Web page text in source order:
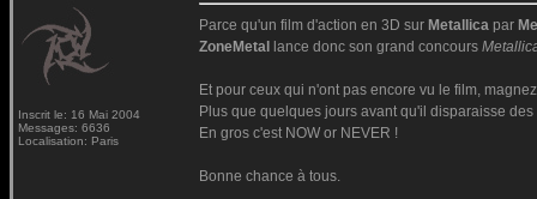
Inscrit le: 16 Mai 2004
Messages: 6636
Localisation: Paris
Parce qu'un film d'action en 3D sur Metallica par
ZoneMetal
lance donc son grand concours
Et pour ceux qui n'ont pas encore vu le film,
Plus que quelques jours avant qu'il disparaisse des
En gros c'est NOW or NEVER !
Bonne chance à tous.